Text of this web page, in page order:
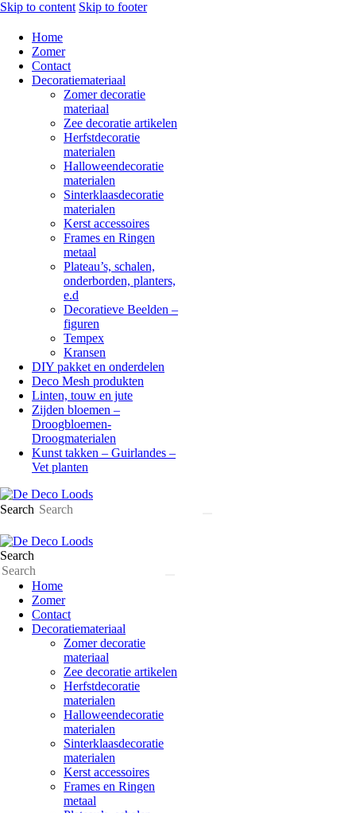
Skip to content Skip to footer
Home
Zomer
Contact
Decoratiemateriaal
Zomer decoratie
materiaal
Zee decoratie artikelen
Herfstdecoratie
materialen
Halloweendecoratie
materialen
Sinterklaasdecoratie
materialen
Kerst accessoires
Frames en Ringen
metaal
Plateau’s, schalen,
onderborden, planters,
e.d
Decoratieve Beelden –
figuren
Tempex
Kransen
DIY pakket en onderdelen
Deco Mesh produkten
Linten, touw en jute
Zijden bloemen –
Droogbloemen-
Droogmaterialen
Kunst takken – Guirlandes –
Vet planten
Search
Search
Home
Zomer
Contact
Decoratiemateriaal
Zomer decoratie
materiaal
Zee decoratie artikelen
Herfstdecoratie
materialen
Halloweendecoratie
materialen
Sinterklaasdecoratie
materialen
Kerst accessoires
Frames en Ringen
metaal